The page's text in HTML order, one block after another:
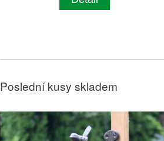
Poslední kusy skladem